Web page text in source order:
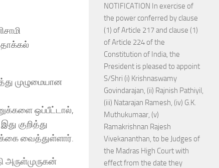
தாக்கல்
முழுமையான
ஒப்பீட்டால்,
குறித்து
வைத்துள்ளார்.
அருள்முருகன்
NOTIFICATION In exercise of
the power conferred by clause
(1) of Article 217 and clause (1)
of Article 224 of the
Constitution of India, the
President is pleased to appoint
S/Shri (i) Krishnaswamy
Govindarajan, (ii) Rajnish Pathiyil,
(iii) Natarajan Ramesh, (iv) G.K.
Muthukumaar, (v)
Ramakrishnan Rajesh
Vivekananthan, to be Judges of
the Madras High Court with
effect from the date they